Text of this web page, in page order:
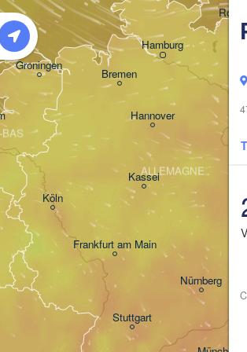
Hamburg
Köln
Frankfurt am Main
Bremen
Hannover
Nürnberg
Kassel
Groningen
ALLEMAGNE
BAS
Stuttgart